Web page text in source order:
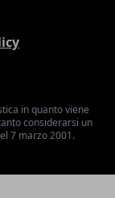
in quanto viene
considerarsi un
7 marzo 2001.